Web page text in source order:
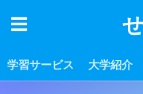
学習サービス 大学紹介